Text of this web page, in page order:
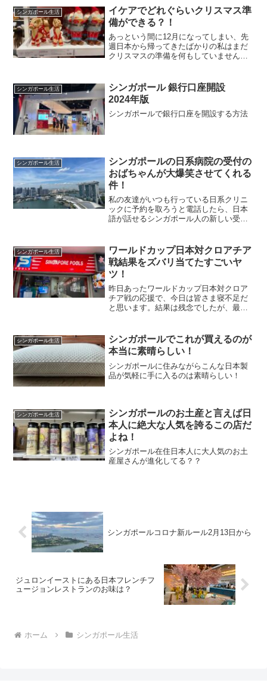
シンガポール生活
イケアでどれぐらいクリスマス準
備ができる？！
あっという間に12月になってしまい、先
週日本から帰ってきたばかりの私はまだ
クリスマスの準備を何もしていません！
うで、今年のクリスマスには帰ってこな
いらしいです。どちらかと...
シンガポール生活
シンガポール 銀行口座開設
2024年版
シンガポールで銀行口座を開設する方法
シンガポール生活
シンガポールの日系病院の受付の
おばちゃんが大爆笑させてくれる
件！
私の友達がいつも行っている日系クリニ
ックに予約を取ろうと電話したら、日本
語が話せるシンガポール人の新しい受付
ですか？そうだけど。明日の予約をお願
いしたいのですが…あなた...
シンガポール生活
ワールドカップ日本対クロアチア
戦結果をズバリ当てたすごいヤ
ツ！
昨日あったワールドカップ日本対クロア
チア戦の応援で、今日は皆さま寝不足だ
と思います。結果は残念でしたが、最後
もアンケートを行ったところ、2-1で日本
が勝つと予想...
シンガポール生活
シンガポールでこれが買えるのが
本当に素晴らしい！
シンガポールに住みながらこんな日本製
品が気軽に手に入るのは素晴らしい！
シンガポール生活
シンガポールのお土産と言えば日
本人に絶大な人気を誇るこの店だ
よね！
シンガポール在住日本人に大人気のお土
産屋さんが進化してる？？
シンガポールコロナ新ルール2月13日から
ジュロンイーストにある日本フレンチフ
ュージョンレストランのお味は？
ホーム シンガポール生活